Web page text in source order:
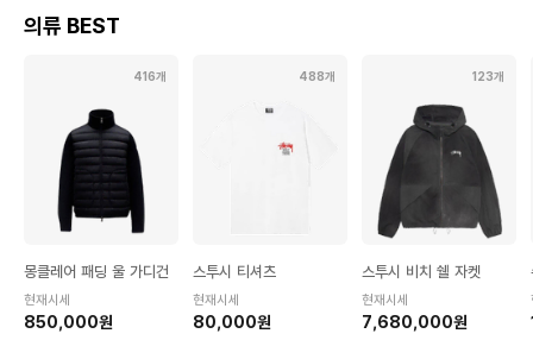
의류 BEST
416개
몽클레어 패딩 울 가디건
현재시세
850,000원
488개
스투시 티셔츠
현재시세
80,000원
123개
스투시 비치 쉘 자켓
현재시세
7,680,000원